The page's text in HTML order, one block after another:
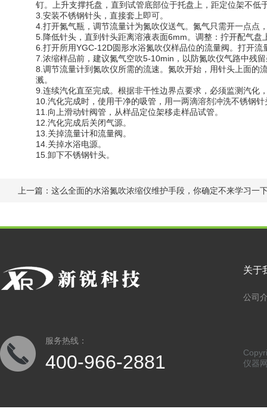
钉。上升支撑托盘，直到试管底部位于托盘上，距定位架不
3.安装不锈钢针头，直接套上即可。
4.打开氮气瓶，调节流量计为氮吹仪送气。氮气只需开一点点
5.降低针头，直到针头距离溶液表面6mm。调整：拧开配气
6.打开所用YGC-12D圆形水浴氮吹仪样品位的流量阀。打开
7.浓缩样品前，建议氮气空吹5-10min，以防氮吹仪气路中残
8.调节流量计到氮吹仪所需的流速。氮吹开始，用针头上面的
溅。
9.连续汽化直至完成。根据非干性边界点要求，必须监测汽化
10.汽化完成时，使用干净的吸管，用一两滴溶剂冲洗不锈钢针
11.向上滑动针阀管，从样品定位架移走样品试管。
12.汽化完成后关闭气源。
13.关掉流量计和流量阀。
14.关掉水浴电源。
15.卸下不锈钢针头。
上一篇： 这么全面的水浴氮吹浓缩仪维护手段，你确定不来学习一
服务热线：
400-966-2881
关于
公司
仪器